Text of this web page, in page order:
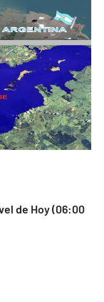
de Hoy (06:00